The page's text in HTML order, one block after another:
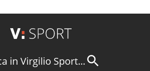
in Virgilio Sport...